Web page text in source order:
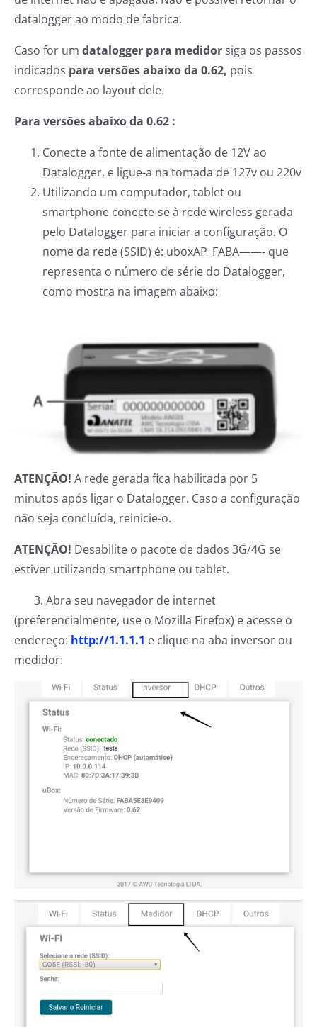
datalogger ao modo de fabrica.
Caso for um datalogger para medidorsiga os passos
indicados para versões abaixo da 0.62, pois
corresponde ao layout dele.
Para versões abaixo da 0.62 :
Conecte a fonte de alimentação de 12V ao
Datalogger, e ligue-a na tomada de 127v ou 220v
Utilizando um computador, tablet ou
smartphone conecte-se à rede wireless gerada
pelo Datalogger para iniciar a configuração. O
nome da rede (SSID) é: uboxAP_FABA——- que
representa o número de série do Datalogger,
como mostra na imagem abaixo:
ATENÇÃO! A rede gerada fica habilitada por 5
minutos após ligar o Datalogger. Caso a configuração
não seja concluída, reinicie-o.
ATENÇÃO! Desabilite o pacote de dados 3G/4G se
estiver utilizando smartphone ou tablet.
3. Abra seu navegador de internet
(preferencialmente, use o Mozilla Firefox) e acesse o
endereço: http://1.1.1.1 e clique na aba inversor ou
medidor: